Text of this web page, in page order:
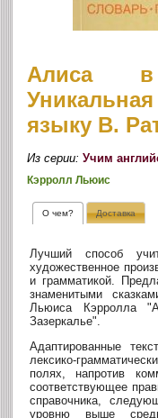
Алиса в
языку В.
Из серии:Учим
Кэрролл Льюис
О чем? Доставка
Лучший способ
художественное
и грамматикой.
знаменитыми
Льюиса Кэрролла
Зазеркалье".
Адаптированные
лексико-
полях, напротив
соответствующее
справочника,
уровню выше